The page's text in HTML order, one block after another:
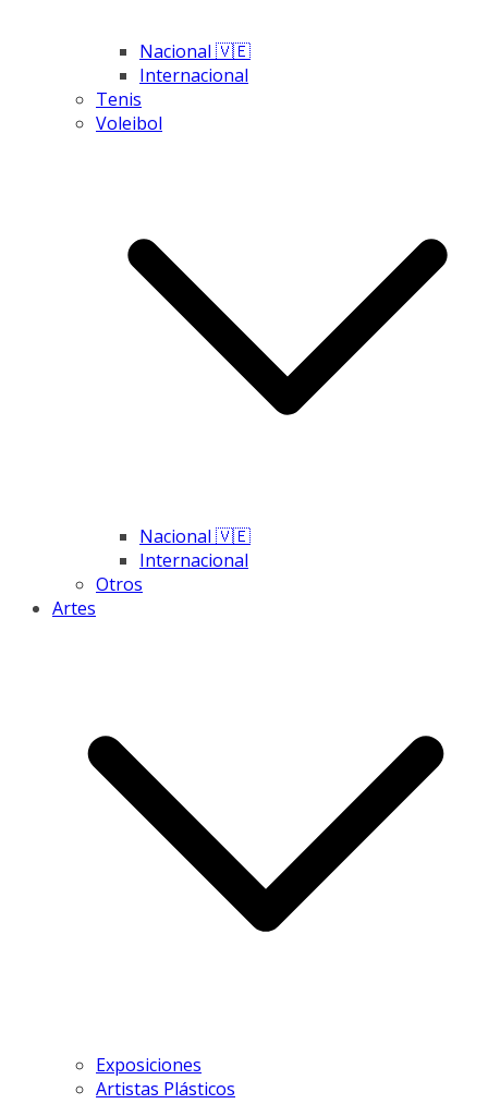
Nacional 🇻🇪
Internacional
Tenis
Voleibol
Nacional 🇻🇪
Internacional
Otros
Artes
Exposiciones
Artistas Plásticos